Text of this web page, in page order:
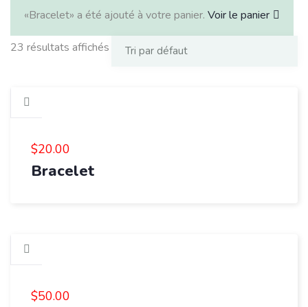
«Bracelet» a été ajouté à votre panier. Voir le panier
23 résultats affichés
$20.00
Bracelet
$50.00